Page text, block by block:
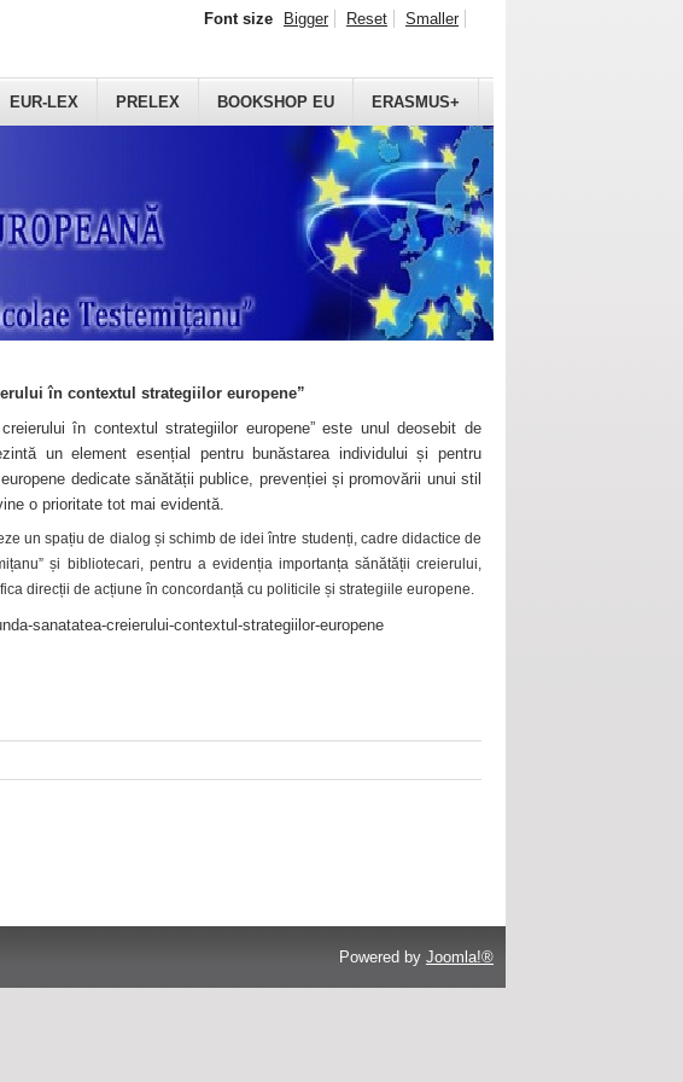
EUR-LEX PRELEX BOOKSHOP EU ERASMUS+
Font size Bigger Reset Smaller
în contextul strategiilor europene”
în contextul strategiilor europene” este unul deosebit de
un element esențial pentru bunăstarea individului și pentru
dedicate sănătății publice, prevenției și promovării unui stil
o prioritate tot mai evidentă.
un spațiu de dialog și schimb de idei între studenți, cadre didactice de
și bibliotecari, pentru a evidenția importanța sănătății creierului,
direcții de acțiune în concordanță cu politicile și strategiile europene.
sanatatea-creierului-contextul-strategiilor-europene
Powered by Joomla!®